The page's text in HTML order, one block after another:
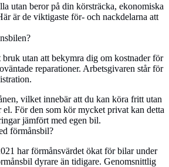
utan beror på din körsträcka, ekonomiska
är de viktigaste för- och nackdelarna att
utan att bekymra dig om kostnader för
reparationer. Arbetsgivaren står för
vilket innebär att du kan köra fritt utan
el. För den som kör mycket privat kan detta
jämfört med egen bil.
förmånsbil?
har förmånsvärdet ökat för bilar under
dyrare än tidigare. Genomsnittlig